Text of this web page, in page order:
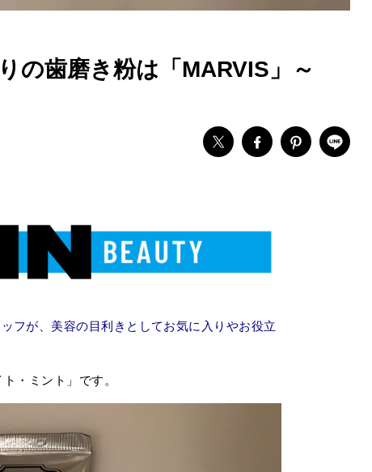
の歯磨き粉は「MARVIS」～
フが、美容の目利きとしてお気に入りやお役立
・ミント」です。